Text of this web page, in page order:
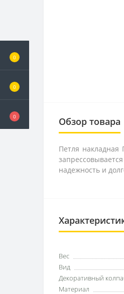
0
0
0 Обзор товара
Петля накладная
надежность и
Вес
Вид
Декоративный
Материал